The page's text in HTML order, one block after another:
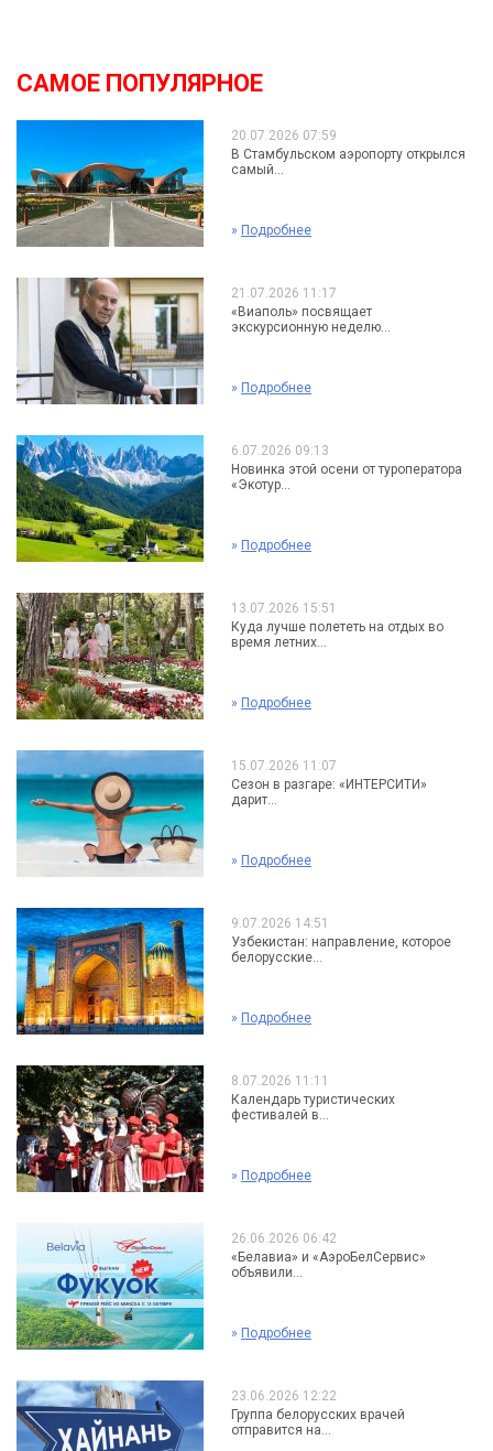
САМОЕ ПОПУЛЯРНОЕ
20.07.2026 07:59
В Стамбульском аэропорту открылся
самый...
» Подробнее
21.07.2026 11:17
«Виаполь» посвящает
экскурсионную неделю...
» Подробнее
6.07.2026 09:13
Новинка этой осени от туроператора
«Экотур...
» Подробнее
13.07.2026 15:51
Куда лучше полететь на отдых во
время летних...
» Подробнее
15.07.2026 11:07
Сезон в разгаре: «ИНТЕРСИТИ»
дарит...
» Подробнее
9.07.2026 14:51
Узбекистан: направление, которое
белорусские...
» Подробнее
8.07.2026 11:11
Календарь туристических
фестивалей в...
» Подробнее
26.06.2026 06:42
«Белавиа» и «АэроБелСервис»
объявили...
» Подробнее
23.06.2026 12:22
Группа белорусских врачей
отправится на...